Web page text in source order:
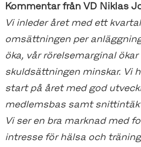
Kommentar från VD Niklas
Vi inleder året med ett
omsättningen per
öka, vår rörelsemarginal
skuldsättningen minskar. Vi
start på året med god
medlemsbas samt
Vi ser en bra marknad med
intresse för hälsa och